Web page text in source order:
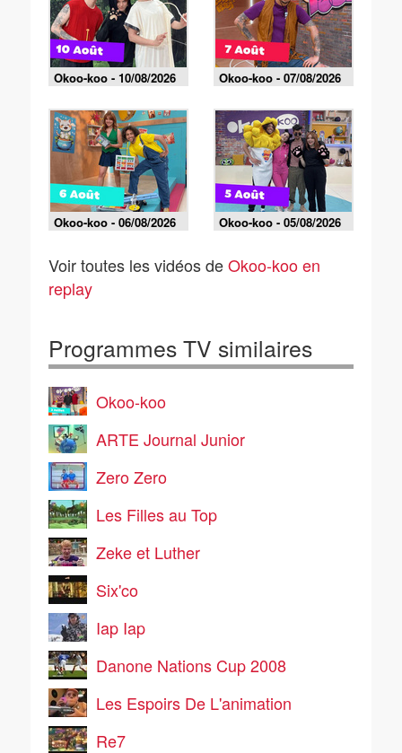
Okoo-koo - 10/08/2026 Okoo-koo - 07/08/2026
Okoo-koo - 06/08/2026 Okoo-koo - 05/08/2026
Voir toutes les vidéos deOkoo-koo en
replay
Programmes TV similaires
Okoo-koo
ARTE Journal Junior
Zero Zero
Les Filles au Top
Zeke et Luther
Six'co
Iap Iap
Danone Nations Cup 2008
Les Espoirs De L'animation
Re7